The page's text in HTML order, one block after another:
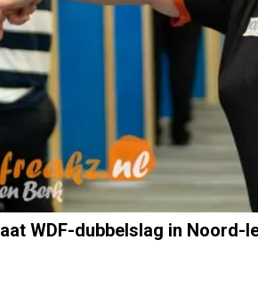
WDF-dubbelslag in Noord-